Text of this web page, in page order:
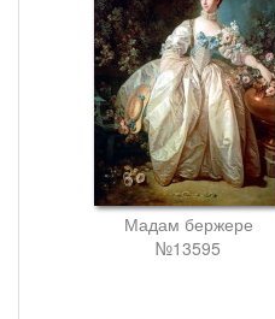
Мадам бержере
№13595